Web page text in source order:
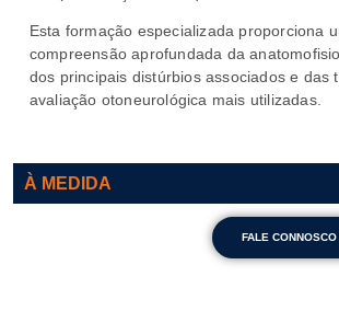
Esta formação especializada proporciona
compreensão aprofundada da
dos principais distúrbios associados e das
avaliação otoneurológica mais utilizadas.
À MEDIDA
FALE CONNOSCO